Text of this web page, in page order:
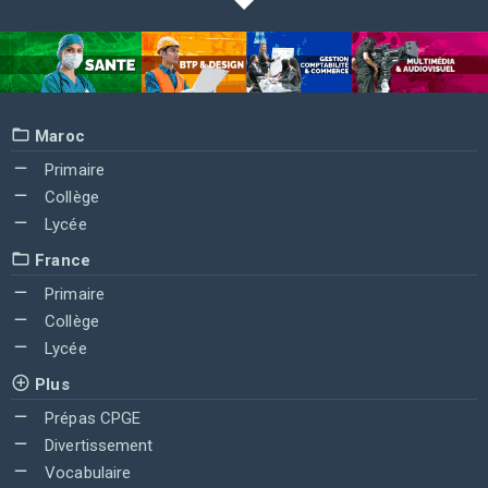
Maroc
Primaire
Collège
Lycée
France
Primaire
Collège
Lycée
Plus
Prépas CPGE
Divertissement
Vocabulaire